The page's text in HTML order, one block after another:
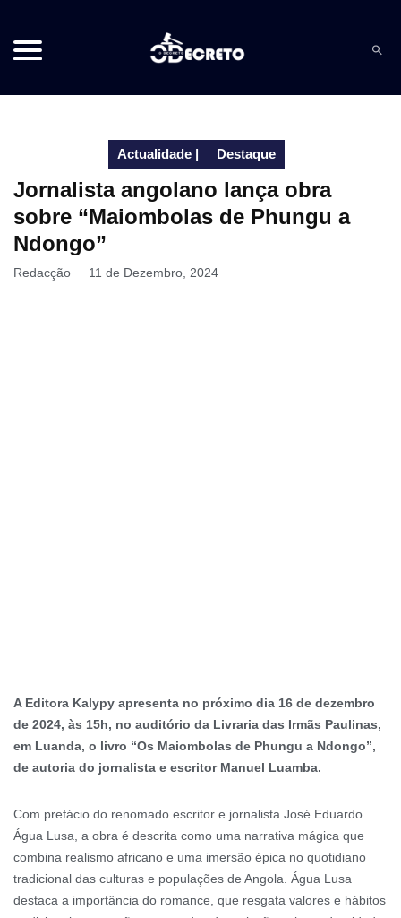
Actualidade| Destaque
Jornalista angolano lança obra
sobre “Maiombolas de Phungu a
Ndongo”
Redacção 11 de Dezembro, 2024
A Editora Kalypy apresenta no próximo dia 16 de dezembro
de 2024, às 15h, no auditório da Livraria das Irmãs Paulinas,
em Luanda, o livro “Os Maiombolas de Phungu a Ndongo”,
de autoria do jornalista e escritor Manuel Luamba.
Com prefácio do renomado escritor e jornalista José Eduardo
Água Lusa, a obra é descrita como uma narrativa mágica que
combina realismo africano e uma imersão épica no quotidiano
tradicional das culturas e populações de Angola. Água Lusa
destaca a importância do romance, que resgata valores e hábitos